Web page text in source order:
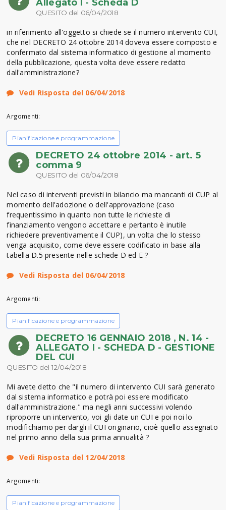
Allegato I - Scheda D
QUESITO del 06/04/2018
in riferimento all'oggetto si chiede se il numero intervento CUI,
che nel DECRETO 24 ottobre 2014 doveva essere composto e
confermato dal sistema informatico di gestione al momento
della pubblicazione, questa volta deve essere redatto
dall'amministrazione?
Vedi Risposta del 06/04/2018
Argomenti:
Pianificazione e programmazione
DECRETO 24 ottobre 2014 - art. 5
comma 9
QUESITO del 06/04/2018
Nel caso di interventi previsti in bilancio ma mancanti di CUP al
momento dell'adozione o dell'approvazione (caso
frequentissimo in quanto non tutte le richieste di
finanziamento vengono accettare e pertanto è inutile
richiedere preventivamente il CUP), un volta che lo stesso
venga acquisito, come deve essere codificato in base alla
tabella D.5 presente nelle schede D ed E ?
Vedi Risposta del 06/04/2018
Argomenti:
Pianificazione e programmazione
DECRETO 16 GENNAIO 2018 , N. 14 -
ALLEGATO I - SCHEDA D - GESTIONE
DEL CUI
QUESITO del 12/04/2018
Mi avete detto che "il numero di intervento CUI sarà generato
dal sistema informatico e potrà poi essere modificato
dall'amministrazione." ma negli anni successivi volendo
riproporre un intervento, voi gli date un CUI e poi noi lo
modifichiamo per dargli il CUI originario, cioè quello assegnato
nel primo anno della sua prima annualità ?
Vedi Risposta del 12/04/2018
Argomenti:
Pianificazione e programmazione